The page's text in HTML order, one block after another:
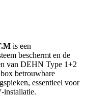
is een
beschermt en de
van DEHN Type 1+2
betrouwbare
essentieel voor
installatie.